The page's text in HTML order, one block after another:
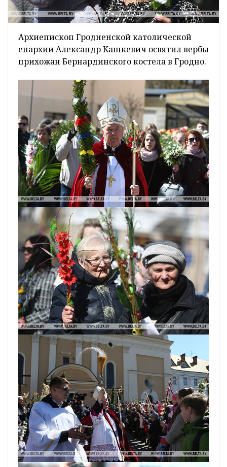
Архиепископ Гродненской католической
епархии Александр Кашкевич освятил вербы
прихожан Бернардинского костела в Гродно.